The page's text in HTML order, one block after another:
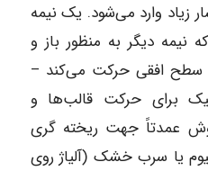
وارد می‌شود. یک نیمه
نیمه دیگر به منظور باز و
سطح افقی حرکت می‌کند –
برای حرکت قالب‌ها و
عمدتاً جهت ریخته گری
یا سرب خشک (آلیاژ روی